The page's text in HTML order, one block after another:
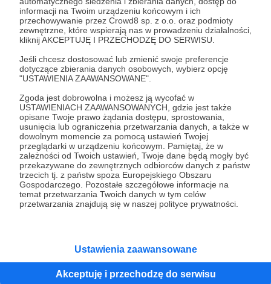
informacji na Twoim urządzeniu końcowym i ich
przechowywanie przez Crowd8 sp. z o.o. oraz podmioty
zewnętrzne, które wspierają nas w prowadzeniu działalności,
kliknij AKCEPTUJĘ I PRZECHODZĘ DO SERWISU.
Jeśli chcesz dostosować lub zmienić swoje preferencje
dotyczące zbierania danych osobowych, wybierz opcję
"USTAWIENIA ZAAWANSOWANE".
Zgoda jest dobrowolna i możesz ją wycofać w
USTAWIENIACH ZAAWANSOWANYCH, gdzie jest także
opisane Twoje prawo żądania dostępu, sprostowania,
usunięcia lub ograniczenia przetwarzania danych, a także w
dowolnym momencie za pomocą ustawień Twojej
przeglądarki w urządzeniu końcowym. Pamiętaj, że w
zależności od Twoich ustawień, Twoje dane będą mogły być
przekazywane do zewnętrznych odbiorców danych z państw
trzecich tj. z państw spoza Europejskiego Obszaru
Gospodarczego. Pozostałe szczegółowe informacje na
temat przetwarzania Twoich danych w tym celów
przetwarzania znajdują się w naszej polityce prywatności.
Ustawienia zaawansowane
Akceptuję i przechodzę do serwisu
Dzięki Twojemu wsparciu jesteśmy w stanie
tworzyć (przynajmniej raz na jakiś czas) filmy, pliki
video z konferencjami, wywiadami, szkoleniami.
kolejności. (Plus - oczywiście - wszystko z
poprzednich progów wsparcia). Dziękujemy, że nas
wspierasz.
Patroni: 0
50 zł miesięcznie
Przy tym progu wsparcia wyślemy Ci pocztą (lub
najlepiej InPostem) najnowsze wydawane przez nas
(drukowane) publikacje. (Plus - oczywiście -